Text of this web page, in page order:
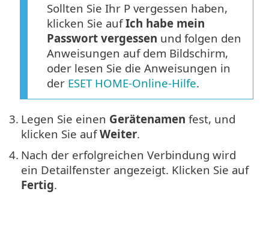
Sollten Sie Ihr P vergessen haben,
klicken Sie aufIch habe mein
Passwort vergessen und folgen den
Anweisungen auf dem Bildschirm,
oder lesen Sie die Anweisungen in
der ESET HOME-Online-Hilfe.
3. Legen Sie einen Gerätenamen fest, und
klicken Sie aufWeiter.
4. Nach der erfolgreichen Verbindung wird
ein Detailfenster angezeigt. Klicken Sie auf
Fertig.